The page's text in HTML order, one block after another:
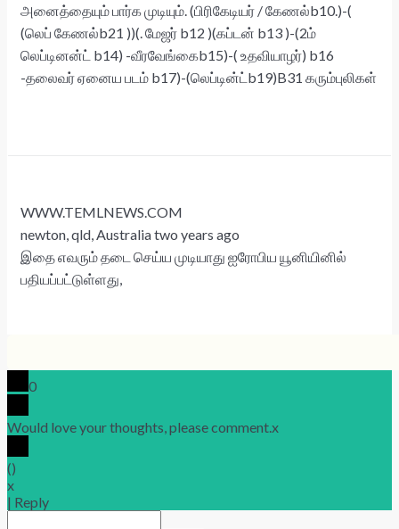
அனைத்தையும் பார்க முடியும். (பிரிகேடியர் / கேணல்b10.)-(
(லெப் கேணல்b21 ))(. மேஜர் b12 )(கப்டன் b13 )-(2ம்
லெப்டினன்ட் b14) -வீரவேங்கைb15)-( உதவியாழர்) b16
-தலைவர் ஏனைய படம் b17)-(லெப்டின்ட்b19)B31 கரும்புலிகள்
WWW.TEMLNEWS.COM
newton, qld, Australia two years ago
இதை எவரும் தடை செய்ய முடியாது ஐரோபிய யூனியினில்
பதியப்பட்டுள்ளது,
0
Would love your thoughts, please comment.x
()
x
| Reply